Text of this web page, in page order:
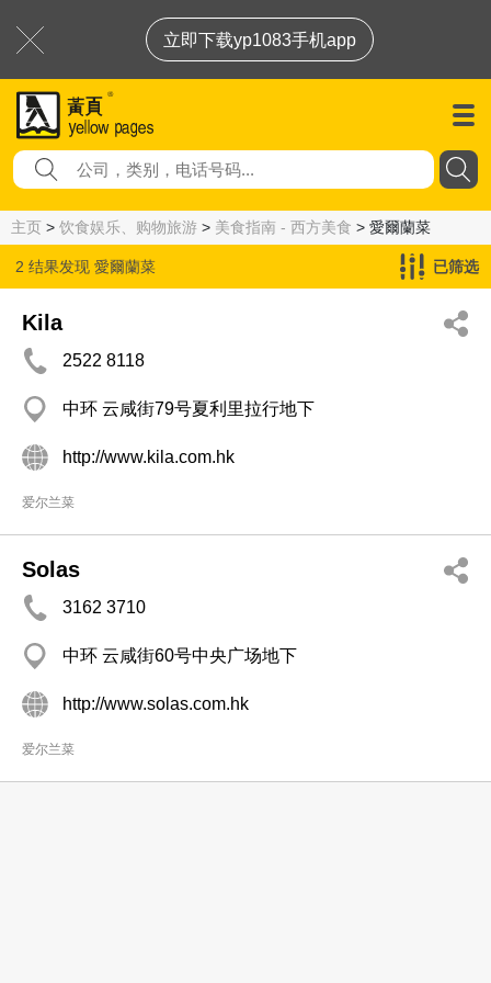
立即下载yp1083手机app
主页 > 饮食娱乐、购物旅游 > 美食指南 - 西方美食 > 愛爾蘭菜
2 结果发现 愛爾蘭菜 已筛选
Kila
2522 8118
中环 云咸街79号夏利里拉行地下
http://www.kila.com.hk
爱尔兰菜
Solas
3162 3710
中环 云咸街60号中央广场地下
http://www.solas.com.hk
爱尔兰菜